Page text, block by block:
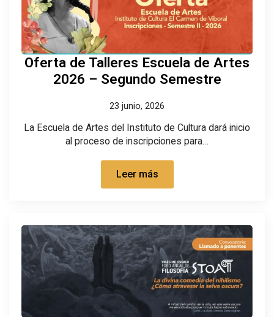
Oferta de Talleres Escuela de Artes
2026 – Segundo Semestre
23 junio, 2026
La Escuela de Artes del Instituto de Cultura dará inicio
al proceso de inscripciones para…
Leer más